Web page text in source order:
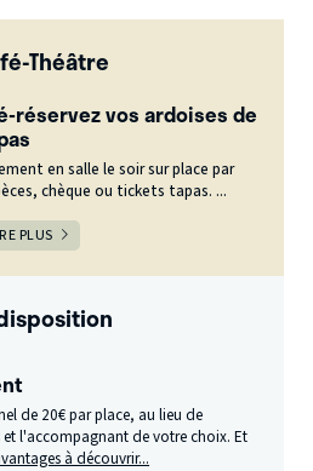
Théâtre
réservez vos ardoises de
en salle le soir sur place par
chèque ou tickets tapas. ...
PLUS
de 20€ par place, au lieu de
l'accompagnant de votre choix. Et
à découvrir...